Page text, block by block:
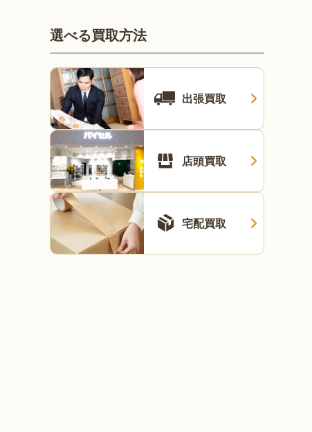
選べる買取方法
出張買取
店頭買取
宅配買取